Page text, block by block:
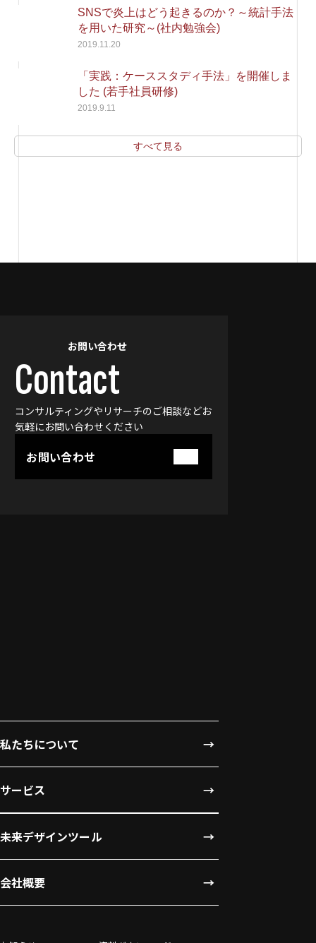
SNSで炎上はどう起きるのか？～統計手法
を用いた研究～(社内勉強会)
2019.11.20
「実践：ケーススタディ手法」を開催しま
した (若手社員研修)
2019.9.11
すべて見る
お問い合わせ
Contact
コンサルティングやリサーチのご相談などお
気軽にお問い合わせください
お問い合わせ
私たちについて
サービス
未来デザインツール
会社概要